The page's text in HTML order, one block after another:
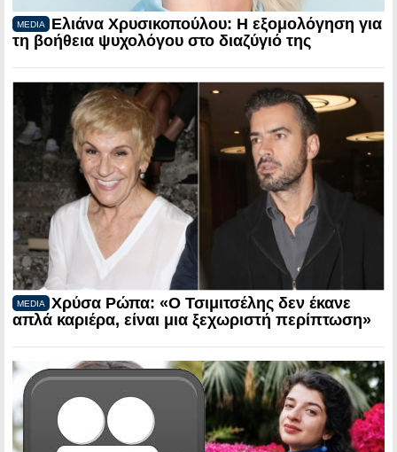
MEDIA
Ελιάνα Χρυσικοπούλου: Η εξομολόγηση για
τη βοήθεια ψυχολόγου στο διαζύγιό της
MEDIA
Χρύσα Ρώπα: «Ο Τσιμιτσέλης δεν έκανε
απλά καριέρα, είναι μια ξεχωριστή περίπτωση»